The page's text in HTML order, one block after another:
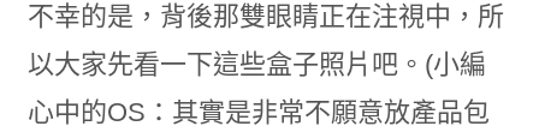
不幸的是，背後那雙眼睛正在注視中，所
以大家先看一下這些盒子照片吧。(小編
心中的OS：其實是非常不願意放產品包